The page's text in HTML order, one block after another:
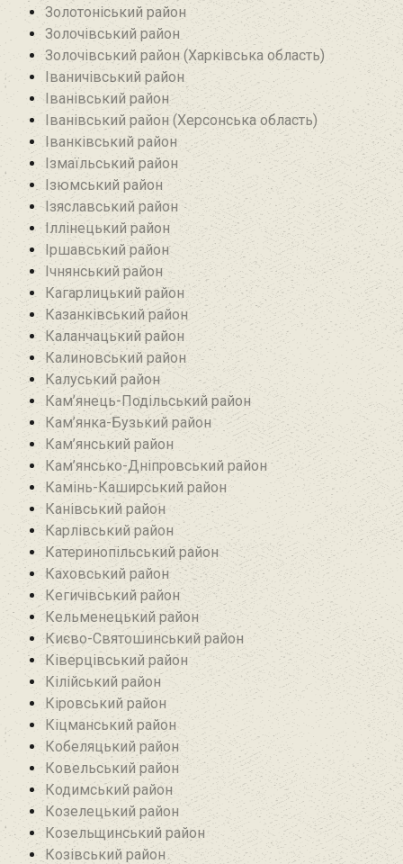
Золотоніський район
Золочівський район
Золочівський район (Харківська область)
Іваничівський район‎
Іванівський район
Іванівський район (Херсонська область)
Іванківський район
Ізмаїльський район
Ізюмський район
Ізяславський район
Іллінецький район
Іршавський район
Ічнянський район
Кагарлицький район
Казанківський район‎
Каланчацький район
Калиновський район
Калуський район
Кам’янець-Подільський район
Кам’янка-Бузький район
Кам’янський район
Кам’янсько-Дніпровський район‎
Камінь-Каширський район
Канівський район
Карлівський район
Катеринопільський район
Каховський район
Кегичівський район
Кельменецький район
Києво-Святошинський район
Ківерцівський район‎
Кілійський район
Кіровський район
Кіцманський район
Кобеляцький район‎
Ковельський район
Кодимський район
Козелецький район
Козельщинський район
Козівський район